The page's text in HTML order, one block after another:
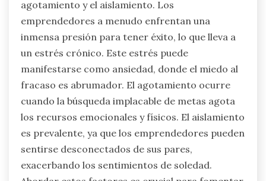
salud mental en el
emprendimiento?
Las altas expectativas contribuyen
significativamente a las luchas de salud mental
en el emprendimiento a través de la ansiedad, el
agotamiento y el aislamiento. Los
emprendedores a menudo enfrentan una
inmensa presión para tener éxito, lo que lleva a
un estrés crónico. Este estrés puede
manifestarse como ansiedad, donde el miedo al